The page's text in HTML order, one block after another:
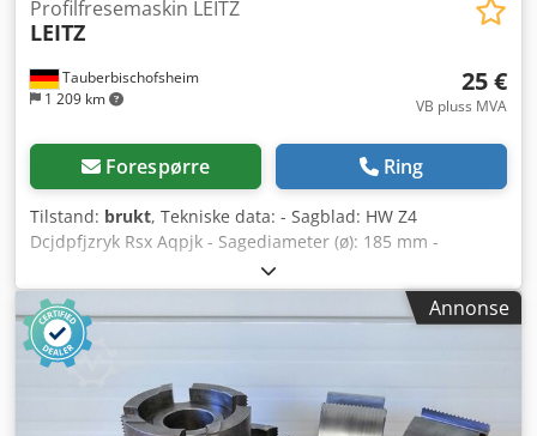
Tauberbischofsheim
1 209 km
Profilfresemaskin LEITZ
LEITZ
25 €
VB pluss MVA
Forespørre Ring
Tilstand: brukt, Tekniske data: - Sagblad: HW Z4
Dcjdpfjzryk Rsx Aqpjk - Sagediameter (ø): 185 mm -
Boringsdiameter: 60 mm - Lengde: 80 mm - Materiale: Stål
Annonse